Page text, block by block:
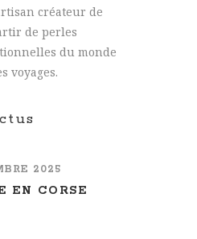
créateur de
de perles
du monde
voyages.
2025
EN CORSE